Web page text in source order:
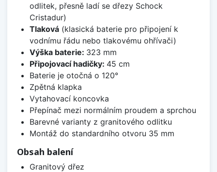
odlitek, přesně ladí se dřezy Schock
Cristadur)
Tlaková(klasická baterie pro připojení k
vodnímu řádu nebo tlakovému ohřívači)
Výška baterie: 323 mm
Připojovací hadičky: 45 cm
Baterie je otočná o 120°
Zpětná klapka
Vytahovací koncovka
Přepínač mezi normálním proudem a sprchou
Barevné varianty z granitového odlitku
Montáž do standardního otvoru 35 mm
Obsah balení
Granitový dřez